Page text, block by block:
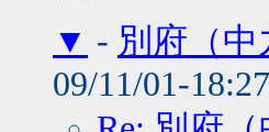
▼ - 別府（
09/11/01-18:27